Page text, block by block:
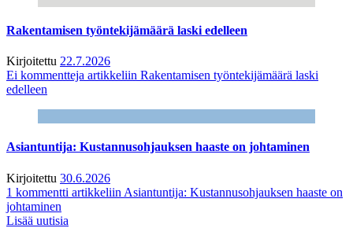
Rakentamisen työntekijämäärä laski edelleen
Kirjoitettu 22.7.2026
Ei kommentteja artikkeliin Rakentamisen työntekijämäärä laski
edelleen
Asiantuntija: Kustannusohjauksen haaste on johtaminen
Kirjoitettu 30.6.2026
1 kommentti artikkeliin Asiantuntija: Kustannusohjauksen haaste on
johtaminen
Lisää uutisia